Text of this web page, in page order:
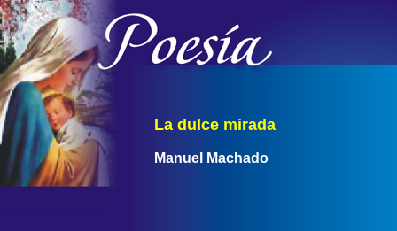
La dulce mirada
Manuel Machado